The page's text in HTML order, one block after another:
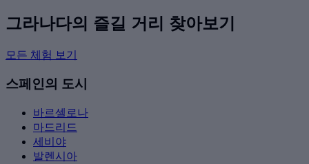
그라나다의 즐길 거리 찾아보기
모든 체험 보기
스페인의 도시
바르셀로나
마드리드
세비야
발렌시아